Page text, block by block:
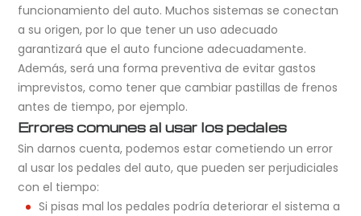
funcionamiento del auto. Muchos sistemas se conectan
a su origen, por lo que tener un uso adecuado
garantizará que el auto funcione adecuadamente.
Además, será una forma preventiva de evitar gastos
imprevistos, como tener que cambiar pastillas de frenos
antes de tiempo, por ejemplo.
Errores comunes al usar los pedales
Sin darnos cuenta, podemos estar cometiendo un error
al usar los pedales del auto, que pueden ser perjudiciales
con el tiempo:
Si pisas mal los pedales podría deteriorar el sistema a